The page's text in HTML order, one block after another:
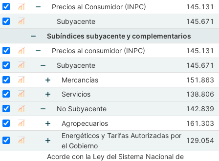
Mostrar elementos de Principales índices
Seleccione sus series
Seleccionar serie Precios al Consumidor (INPC)Mostrar gráfica de la serie Precios al Consumidor (INPC)
Mostrar elementos de Precios al Consumidor
Precios al Consumidor (INPC) Abr 2026
145.131
Seleccione sus series
Seleccionar serie Subyacente
Subyacente Abr 2026
145.671
Mostrar elementos de Subíndices subyacente y
Subíndices subyacente y complementarios
Seleccione sus series
Seleccionar serie Precios al consumidor (INPC)Mostrar gráfica de la serie Precios al consumidor (INPC)
Mostrar elementos de Precios al consumidor
Precios al consumidor (INPC) Abr 2026
145.131
Seleccione sus series
Seleccionar serie Subyacente
Mostrar elementos de Subyacente
Subyacente Abr 2026
145.671
Seleccione sus series
Seleccionar serie Mercancías
Mostrar elementos de Mercancías
Mercancías Abr 2026
151.863
Seleccione sus series
Seleccionar serie Servicios
Mostrar elementos de Servicios
Servicios Abr 2026
138.806
Seleccione sus series
Seleccionar serie No SubyacenteMostrar gráfica de la serie No Subyacente
Mostrar elementos de No Subyacente
No Subyacente Abr 2026
142.839
Seleccione sus series
Seleccionar serie Agropecuarios Mostrar gráfica de la serie Agropecuarios
Mostrar elementos de Agropecuarios
Agropecuarios Abr 2026
161.303
Seleccione sus series
Seleccionar serie Energéticos y Tarifas Autorizadas por el Gobierno
Mostrar gráfica de la serie Energéticos y Tarifas
Mostrar elementos de Energéticos y Tarifas
Energéticos y Tarifas Autorizadas por
el Gobierno
Abr 2026
129.054
Acorde con la Ley del Sistema Nacional de